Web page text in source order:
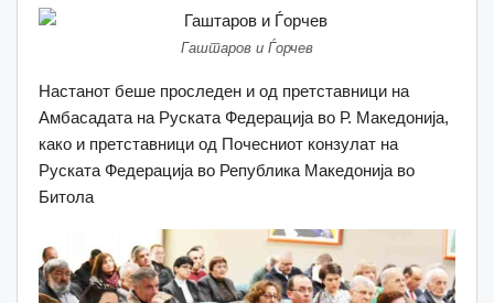
Гаштаров и Ѓорчев
Настанот беше проследен и од претставници на
Амбасадата на Руската Федерација во Р. Македонија,
како и претставници од Почесниот конзулат на
Руската Федерација во Република Македонија во
Битола